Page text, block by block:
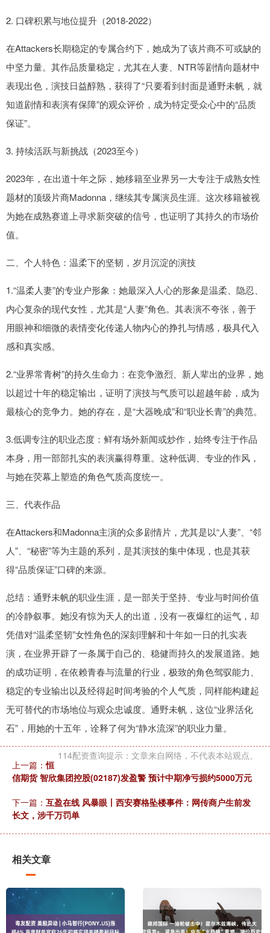
2. 口碑积累与地位提升（2018-2022）
在Attackers长期稳定的专属合约下，她成为了该片商不可或缺的
中坚力量。其作品质量稳定，尤其在人妻、NTR等剧情向题材中
表现出色，演技日益醇熟，获得了“只要看到封面是通野未帆，就
知道剧情和表演有保障”的观众评价，成为特定受众心中的“品质
保证”。
3. 持续活跃与新挑战（2023至今）
2023年，在出道十年之际，她移籍至业界另一大专注于成熟女性
题材的顶级片商Madonna，继续其专属演员生涯。这次移籍被视
为她在成熟赛道上寻求新突破的信号，也证明了其持久的市场价
值。
二、个人特色：温柔下的坚韧，岁月沉淀的演技
1.“温柔人妻”的专业户形象：她最深入人心的形象是温柔、隐忍、
内心复杂的现代女性，尤其是“人妻”角色。其表演不夸张，善于
用眼神和细微的表情变化传递人物内心的挣扎与情感，极具代入
感和真实感。
2.“业界常青树”的持久生命力：在竞争激烈、新人辈出的业界，她
以超过十年的稳定输出，证明了演技与气质可以超越年龄，成为
最核心的竞争力。她的存在，是“大器晚成”和“职业长青”的典范。
3.低调专注的职业态度：鲜有场外新闻或炒作，始终专注于作品
本身，用一部部扎实的表演赢得尊重。这种低调、专业的作风，
与她在荧幕上塑造的角色气质高度统一。
三、代表作品
在Attackers和Madonna主演的众多剧情片，尤其是以“人妻”、“邻
人”、“秘密”等为主题的系列，是其演技的集中体现，也是其获
得“品质保证”口碑的来源。
总结：通野未帆的职业生涯，是一部关于坚持、专业与时间价值
的冷静叙事。她没有惊为天人的出道，没有一夜爆红的运气，却
凭借对“温柔坚韧”女性角色的深刻理解和十年如一日的扎实表
演，在业界开辟了一条属于自己的、稳健而持久的发展道路。她
的成功证明，在依赖青春与流量的行业，极致的角色驾驭能力、
稳定的专业输出以及经得起时间考验的个人气质，同样能构建起
无可替代的市场地位与观众忠诚度。通野未帆，这位“业界活化
石”，用她的十五年，诠释了何为“静水流深”的职业力量。
114配资查询提示：文章来自网络，不代表本站观点。
上一篇：恒
信期货 智欣集团控股(02187)发盈警 预计中期净亏损约5000万元
下一篇： 互盈在线 风暴眼丨西安赛格坠楼事件：网传商户生前发
长文，涉千万罚单
相关文章